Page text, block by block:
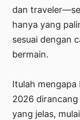
dan
hanya yang
sesuai dengan
bermain.
Itulah mengapa
2026
yang jelas,